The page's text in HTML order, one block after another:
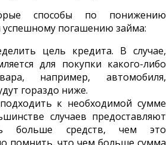
способы по понижению
успешному погашению займа:
цель кредита. В случае,
для покупки какого-либо
например, автомобиля,
гораздо ниже.
к необходимой сумме
случаев предоставляют
больше средств, чем это